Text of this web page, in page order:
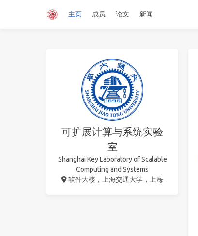
主页 成员 论文 新闻
可扩展计算与系统实验
室
Shanghai Key Laboratory of Scalable
Computing and Systems
软件大楼，上海交通大学，上海